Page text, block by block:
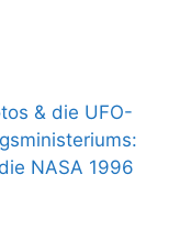
& die UFO-
NASA 1996